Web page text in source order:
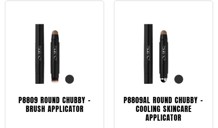
P8809 ROUND CHUBBY –
BRUSH APPLICATOR
P8809AL ROUND CHUBBY –
COOLING SKINCARE
APPLICATOR